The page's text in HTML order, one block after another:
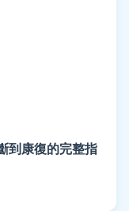
到康復的完整指